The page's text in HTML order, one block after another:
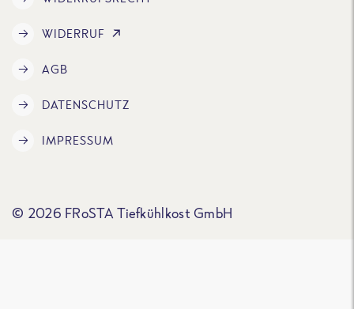
WIDERRUF
AGB
DATENSCHUTZ
IMPRESSUM
© 2026 FRoSTA Tiefkühlkost GmbH